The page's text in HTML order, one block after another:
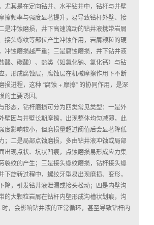
尤其是在定向钻井、水平钻井中，钻杆与井壁
擦频率与强度显著提升，易导致钻杆外壁、接
是冲蚀磨损，井下高速流动的钻井液携带岩屑
接头螺纹等部位产生冲蚀作用，岩屑颗粒的硬
冲蚀磨损越严重；三是腐蚀磨损，井下钻井液
酸、碳酸）、盐类（如氯化钠、氯化钙）与钻
，形成腐蚀层，腐蚀层在机械摩擦作用下不断
损进程，这种 “腐蚀 + 摩擦” 的协同作用，是深
的主要诱因。
形态，钻杆磨损可分为四类常见类型：一是外
壁因与井壁长期摩擦，出现整体均匀减薄，此
度影响较小，但磨损量超过阈值后会显著降低
；二是局部点蚀磨损，多由钻井液冲蚀或局部
出现点状、坑状凹痕，点蚀磨损易形成应力集
裂纹的产生；三是接头螺纹磨损，钻杆接头螺
下旋转过程中，螺纹牙型易出现磨损、变形，
降，引发钻井液泄漏或接头松动；四是内壁沟
的大颗粒岩屑在钻杆内壁形成沟槽状划痕，沟
，会影响钻井液的正常循环，甚至导致钻杆内